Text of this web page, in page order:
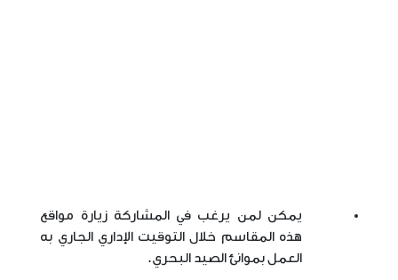
يمكن لمن يرغب في المشاركة زيارة مواقع
هذه المقاسم خلال التوقيت الإداري الجاري به
العمل بموانئ الصيد البحري.